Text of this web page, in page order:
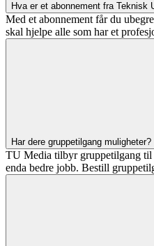
Hva er et abonnement fra Teknisk
Med et abonnement får du
skal hjelpe alle som har et
Har dere gruppetilgang muligheter?
TU Media tilbyr gruppetilgang til
enda bedre jobb. Bestill